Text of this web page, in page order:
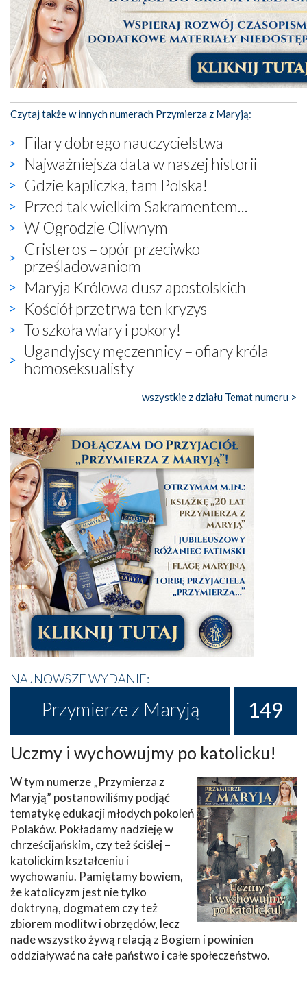
Czytaj także w innych numerach Przymierza z Maryją:
Filary dobrego nauczycielstwa
Najważniejsza data w naszej historii
Gdzie kapliczka, tam Polska!
Przed tak wielkim Sakramentem...
W Ogrodzie Oliwnym
Cristeros – opór przeciwko
prześladowaniom
Maryja Królowa dusz apostolskich
Kościół przetrwa ten kryzys
To szkoła wiary i pokory!
Ugandyjscy męczennicy – ofiary króla-
homoseksualisty
wszystkie z działu Temat numeru >
NAJNOWSZE WYDANIE:
Przymierze z Maryją 149
Uczmy i wychowujmy po katolicku!
W tym numerze „Przymierza z
Maryją” postanowiliśmy podjąć
tematykę edukacji młodych pokoleń
Polaków. Pokładamy nadzieję w
chrześcijańskim, czy też ściślej –
katolickim kształceniu i
wychowaniu. Pamiętamy bowiem,
że katolicyzm jest nie tylko
doktryną, dogmatem czy też
zbiorem modlitw i obrzędów, lecz
nade wszystko żywą relacją z Bogiem i powinien
oddziaływać na całe państwo i całe społeczeństwo.